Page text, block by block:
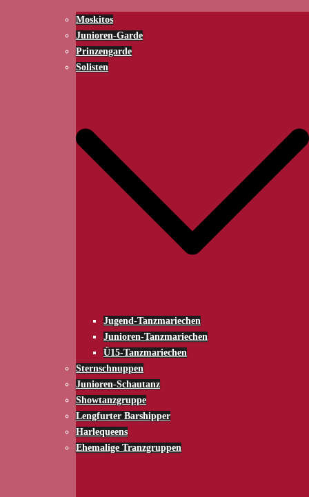
Moskitos
Junioren-Garde
Prinzengarde
Solisten
Jugend-Tanzmariechen
Junioren-Tanzmariechen
Ü15-Tanzmariechen
Sternschnuppen
Junioren-Schautanz
Showtanzgruppe
Lengfurter Barshipper
Harlequeens
Ehemalige Tranzgruppen